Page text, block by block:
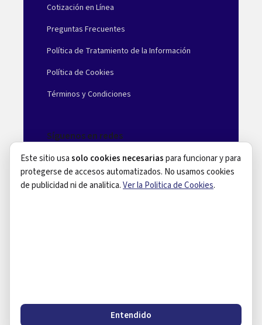
Cotización en Línea
Preguntas Frecuentes
Política de Tratamiento de la Información
Política de Cookies
Términos y Condiciones
Síguenos en redes
Facebook
Instagram
Este sitio usasolo cookies necesariaspara funcionar y para
protegerse de accesos automatizados. No usamos cookies
de publicidad ni de analitica.Ver la Politica de Cookies.
Entendido